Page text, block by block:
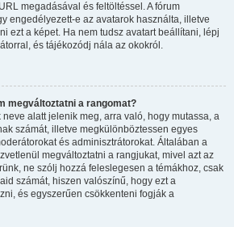
megadásával és feltöltéssel. A fórum
engedélyezett-e az avatarok használta, illetve
ezt a képet. Ha nem tudsz avatart beállítani, lépj
és tájékozódj nála az okokról.
megváltoztatni a rangomat?
alatt jelenik meg, arra való, hogy mutassa, a
számát, illetve megkülönböztessen egyes
és adminisztrátorokat. Általában a
megváltoztatni a rangjukat, mivel azt az
ne szólj hozzá feleslegesen a témákhoz, csak
számát, hiszen valószínű, hogy ezt a
és egyszerűen csökkenteni fogják a